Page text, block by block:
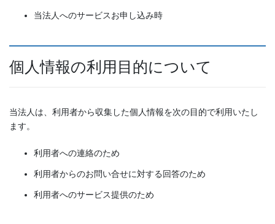
当法人へのサービスお申し込み時
個人情報の利用目的について
当法人は、利用者から収集した個人情報を次の目的で利用いたし
ます。
利用者への連絡のため
利用者からのお問い合せに対する回答のため
利用者へのサービス提供のため